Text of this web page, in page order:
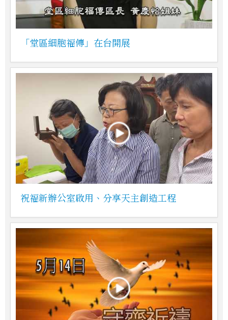
「堂區細胞福傳」在台開展
祝福新辦公室啟用、分享天主創造工程